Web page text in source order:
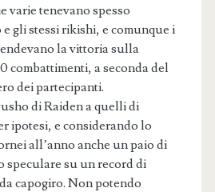
varie tenevano spesso
gli stessi rikishi, e comunque i
la vittoria sulla
combattimenti, a seconda del
dei partecipanti.
di Raiden a quelli di
ipotesi, e considerando lo
all’anno anche un paio di
speculare su un record di
capogiro. Non potendo